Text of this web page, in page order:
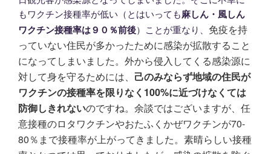
もワクチン接種率が低い（とはいっても麻しん・風しん
ワクチン接種率は９０％前後）ことが重なり、 免疫を持
っていない住民が多かったために感染が拡散すること
になってしまいました。外から侵入してくる感染源に
対して身を守るためには、 己のみならず地域の住民が
ワクチンの接種率を限りなく100%に近づけなくては
防御しきれないのですね。余談ではございますが、任
意接種のロタワクチンやおたふくかぜワクチンが70-
80％まで接種率が上がってきました。素晴らしい接種